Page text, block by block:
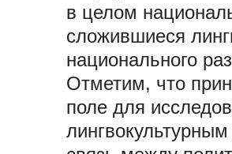
в целом
сложившиеся
национального
Отметим, что
поле для